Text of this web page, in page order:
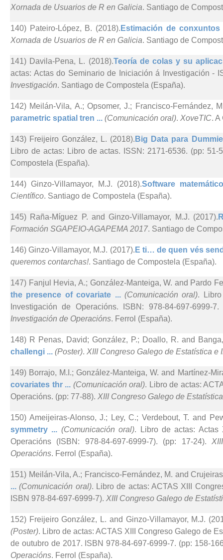
Xornada de Usuarios de R en Galicia. Santiago de
140) Pateiro-López, B. (2018). Estimación de
Xornada de Usuarios de R en Galicia. Santiago de
141) Davila-Pena, L. (2018).Teoría de colas y su
actas: Actas do Seminario de Iniciación á Investigación -
Investigación. Santiago de Compostela (España).
142) Meilán-Vila, A.; Opsomer, J.; Francisco-Fernández,
parametric spatial tren ... (Comunicación oral). XoveTIC. A
143) Freijeiro González, L. (2018). Big Data para
Libro de actas: Libro de actas. ISSN: 2171-6536. (pp: 51-
Compostela (España).
144) Ginzo-Villamayor, M.J. (2018).Software
Científico. Santiago de Compostela (España).
145) Raña-Míguez P. and Ginzo-Villamayor, M.J. (2017).
Formación SGAPEIO-AGAPEMA 2017. Santiago de
146) Ginzo-Villamayor, M.J. (2017). E ti… de quen vés
queremos contarchas!. Santiago de Compostela (España).
147) Fanjul Hevia, A.; González-Manteiga, W. and Pardo
the presence of covariate ... (Comunicación oral).
Investigación de Operacións. ISBN: 978-84-697-6999-
Investigación de Operacións. Ferrol (España).
148) R Penas, David; González, P.; Doallo, R. and
challengi ... (Poster). XIII Congreso Galego de Estatística e
149) Borrajo, M.I.; González-Manteiga, W. and Martínez-
covariates thr ... (Comunicación oral). Libro de actas:
Operacións. (pp: 77-88). XIII Congreso Galego de
150) Ameijeiras-Alonso, J.; Ley, C.; Verdebout, T. and
symmetry ... (Comunicación oral). Libro de actas: Actas
Operacións (ISBN: 978-84-697-6999-7). (pp: 17-24).
Operacións. Ferrol (España).
151) Meilán-Vila, A.; Francisco-Fernández, M. and
...(Comunicación oral). Libro de actas: ACTAS XIII
ISBN 978-84-697-6999-7). XIII Congreso Galego de
152) Freijeiro González, L. and Ginzo-Villamayor, M.J.
(Poster). Libro de actas: ACTAS XIII Congreso Galego de
de outubro de 2017. ISBN 978-84-697-6999-7. (pp: 158-
Operacións. Ferrol (España).